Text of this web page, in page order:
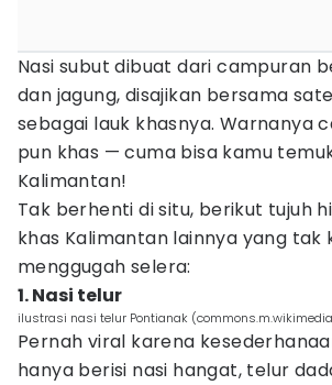
Nasi subut dibuat dari campuran
dan jagung, disajikan bersama
sebagai lauk khasnya. Warnanya
pun khas — cuma bisa kamu
Kalimantan!
Tak berhenti di situ, berikut tujuh
khas Kalimantan lainnya yang tak
menggugah selera:
1. Nasi telur
ilustrasi nasi telur Pontianak
Pernah viral karena
hanya berisi nasi hangat, telur